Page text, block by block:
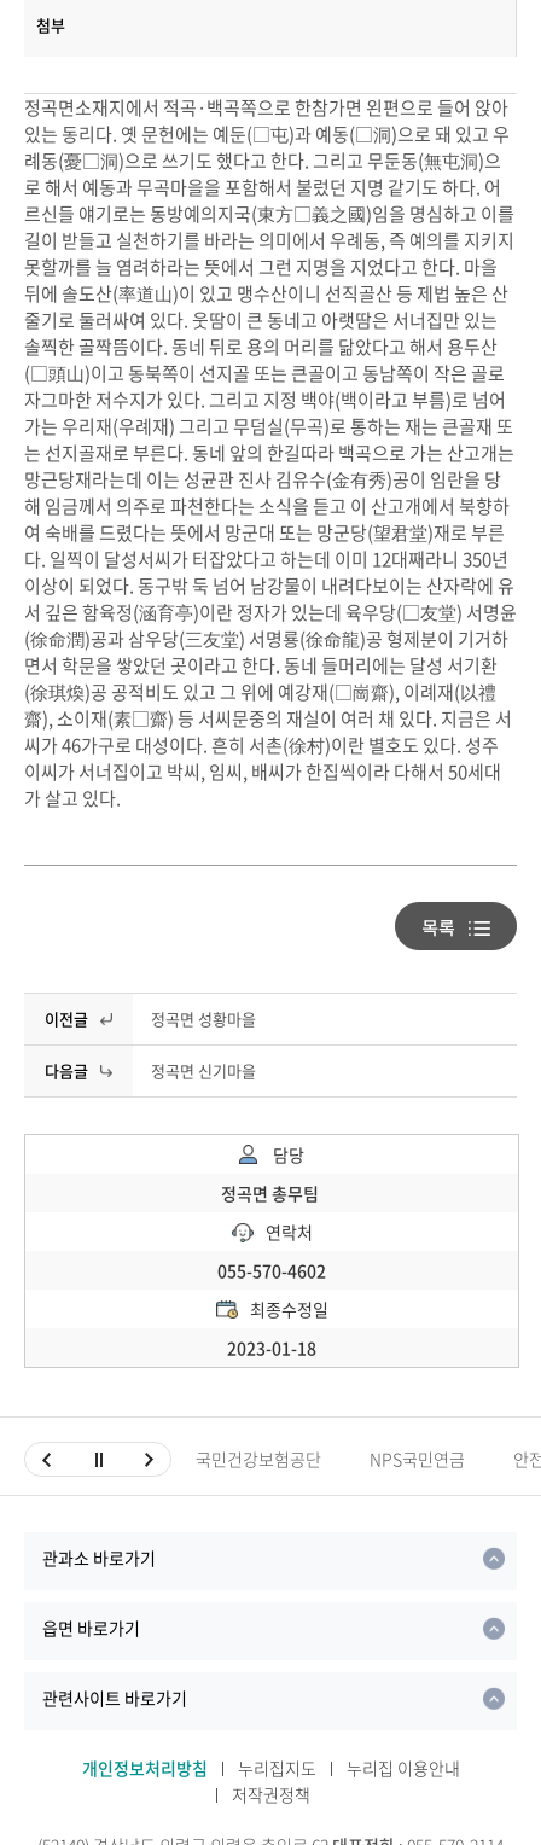
첨부
정곡면소재지에서 적곡·백곡쪽으로 한참가면 왼편으로 들어 앉아
있는 동리다. 옛 문헌에는 예둔(□屯)과 예동(□洞)으로 돼 있고 우
례동(憂□洞)으로 쓰기도 했다고 한다. 그리고 무둔동(無屯洞)으
로 해서 예동과 무곡마을을 포함해서 불렀던 지명 같기도 하다. 어
르신들 얘기로는 동방예의지국(東方□義之國)임을 명심하고 이를
길이 받들고 실천하기를 바라는 의미에서 우례동, 즉 예의를 지키지
못할까를 늘 염려하라는 뜻에서 그런 지명을 지었다고 한다. 마을
뒤에 솔도산(率道山)이 있고 맹수산이니 선직골산 등 제법 높은 산
줄기로 둘러싸여 있다. 웃땀이 큰 동네고 아랫땀은 서너집만 있는
솔찍한 골짝뜸이다. 동네 뒤로 용의 머리를 닮았다고 해서 용두산
(□頭山)이고 동북쪽이 선지골 또는 큰골이고 동남쪽이 작은 골로
자그마한 저수지가 있다. 그리고 지정 백야(백이라고 부름)로 넘어
가는 우리재(우례재) 그리고 무덤실(무곡)로 통하는 재는 큰골재 또
는 선지골재로 부른다. 동네 앞의 한길따라 백곡으로 가는 산고개는
망근당재라는데 이는 성균관 진사 김유수(金有秀)공이 임란을 당
해 임금께서 의주로 파천한다는 소식을 듣고 이 산고개에서 북향하
여 숙배를 드렸다는 뜻에서 망군대 또는 망군당(望君堂)재로 부른
다. 일찍이 달성서씨가 터잡았다고 하는데 이미 12대째라니 350년
이상이 되었다. 동구밖 둑 넘어 남강물이 내려다보이는 산자락에 유
서 깊은 함육정(涵育亭)이란 정자가 있는데 육우당(□友堂) 서명윤
(徐命潤)공과 삼우당(三友堂) 서명룡(徐命龍)공 형제분이 기거하
면서 학문을 쌓았던 곳이라고 한다. 동네 들머리에는 달성 서기환
(徐琪煥)공 공적비도 있고 그 위에 예강재(□崗齋), 이례재(以禮
齋), 소이재(素□齋) 등 서씨문중의 재실이 여러 채 있다. 지금은 서
씨가 46가구로 대성이다. 흔히 서촌(徐村)이란 별호도 있다. 성주
이씨가 서너집이고 박씨, 임씨, 배씨가 한집씩이라 다해서 50세대
가 살고 있다.
이전글 정곡면 성황마을
다음글 정곡면 신기마을
담당
정곡면 총무팀
연락처
055-570-4602
최종수정일
2023-01-18
국민건강보험공단 NPS국민연금 안
관과소 바로가기
읍면 바로가기
관련사이트 바로가기
개인정보처리방침 누리집지도
누리집 이용안내
저작권정책